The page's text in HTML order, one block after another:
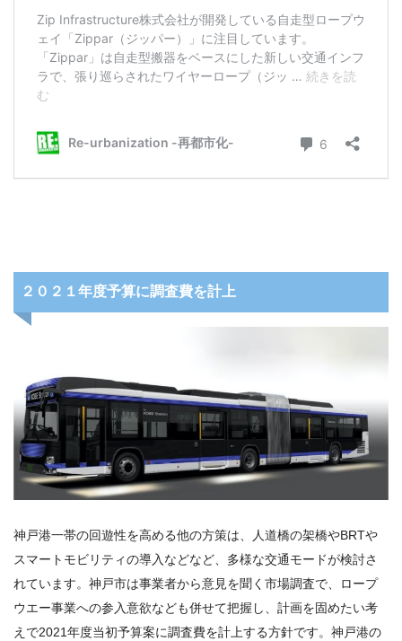
２０２１年度予算に調査費を計上
神戸港一帯の回遊性を高める他の方策は、人道橋の架橋やBRTや
スマートモビリティの導入などなど、多様な交通モードが検討さ
れています。神戸市は事業者から意見を聞く市場調査で、ロープ
ウエー事業への参入意欲なども併せて把握し、計画を固めたい考
えで2021年度当初予算案に調査費を計上する方針です。神戸港の